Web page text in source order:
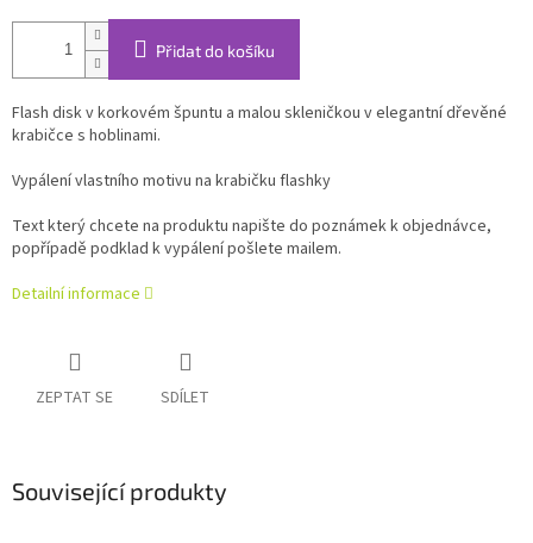
Přidat do košíku
Flash disk v korkovém špuntu a malou skleničkou v elegantní dřevěné
krabičce s hoblinami.
Vypálení vlastního motivu na krabičku flashky
Text který chcete na produktu napište do poznámek k objednávce,
popřípadě podklad k vypálení pošlete mailem.
Detailní informace
ZEPTAT SE SDÍLET
Související produkty